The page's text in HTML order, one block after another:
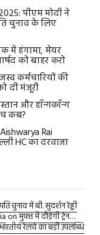
पीएम मोदी ने
चुनाव के लिए
में हंगामा, मेयर
को बाहर करो
कर्मचारियों की
दी मंजूरी
और हॉन्गकॉन्ग
कब?
Rai
HC का दरवाजा
चुनाव में बी. सुदर्शन रेड्डी
onमुफ्त में दौड़ेगी ट्रेन…
रेलवे का बड़ी उपलब्धि